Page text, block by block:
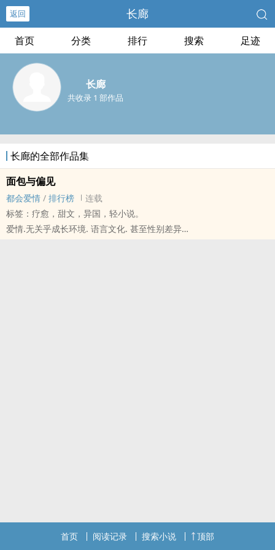
返回 长廊
首页 分类 排行 搜索 足迹
长廊
共收录 1 部作品
长廊的全部作品集
面包与偏见
都会爱情 / 排行榜
连载
标签：疗愈，甜文，异国，轻小说。
爱情.无关乎成长环境. 语言文化. 甚至性别差异
首页 阅读记录 搜索小说 顶部